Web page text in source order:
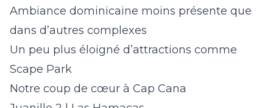
Ambiance dominicaine moins présente que
dans d’autres complexes
Un peu plus éloigné d’attractions comme
Scape Park
Notre coup de cœur à Cap Cana